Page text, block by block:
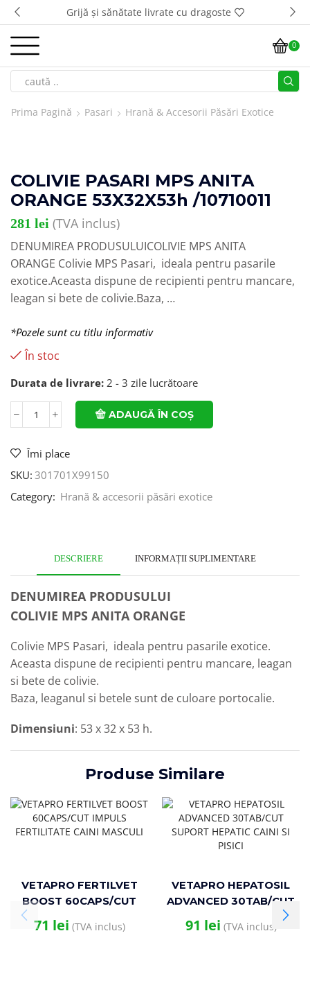
Grijă și sănătate livrate cu dragoste
0
Prima Pagină Pasari Hrană & Accesorii Păsări Exotice
COLIVIE PASARI MPS ANITA
ORANGE 53X32X53h /10710011
281 lei (TVA inclus)
DENUMIREA PRODUSULUICOLIVIE MPS ANITA
ORANGE Colivie MPS Pasari, ideala pentru pasarile
exotice.Aceasta dispune de recipienti pentru mancare,
leagan si bete de colivie.Baza, …
*Pozele sunt cu titlu informativ
În stoc
Durata de livrare: 2 - 3 zile lucrătoare
ADAUGĂ ÎN COȘ
Îmi place
SKU: 301701X99150
Category: Hrană & accesorii păsări exotice
DESCRIERE INFORMAȚII SUPLIMENTARE
DENUMIREA PRODUSULUI
COLIVIE MPS ANITA ORANGE
Colivie MPS Pasari, ideala pentru pasarile exotice.
Aceasta dispune de recipienti pentru mancare, leagan
si bete de colivie.
Baza, leaganul si betele sunt de culoare portocalie.
Dimensiuni: 53 x 32 x 53 h.
Produse Similare
VETAPRO FERTILVET
BOOST 60CAPS/CUT
IMPULS FERTILITATE
CAINI MASCULI
71 lei (TVA inclus)
VETAPRO HEPATOSIL
ADVANCED 30TAB/CUT
SUPORT HEPATIC CAINI
SI PISICI
91 lei (TVA inclus)